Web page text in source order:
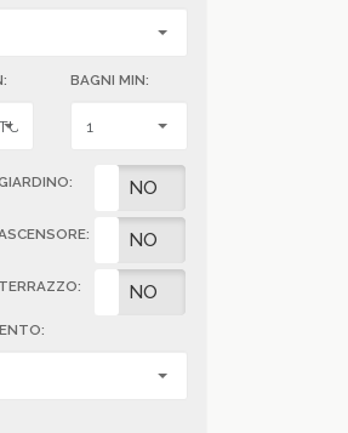
BAGNI MIN:
SI NO
SI NO
SI NO